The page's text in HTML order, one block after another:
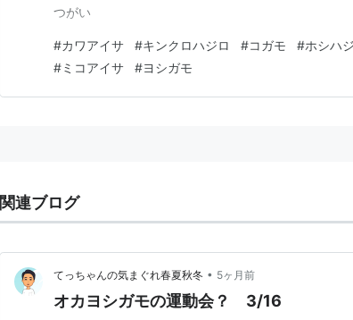
つがい
#カワアイサ #キンクロハジロ #コガモ #ホシハ
#ミコアイサ #ヨシガモ
関連ブログ
てっちゃんの気まぐれ春夏秋冬 • 5ヶ月前
オカヨシガモの運動会？ 3/16